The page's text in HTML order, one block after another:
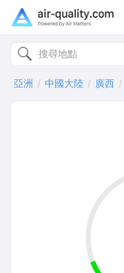
亞洲 中國大陸 廣西